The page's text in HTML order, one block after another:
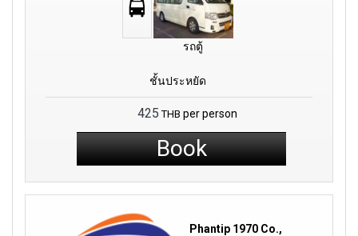
รถตู้
ชั้นประหยัด
425 THB per person
Book
Phantip 1970 Co.,